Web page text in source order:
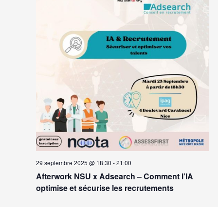
Afterwork NSU x Adsearch – Comment l’IA
optimise et sécurise les recrutements
29 septembre 2025 @ 18:30 -21:00